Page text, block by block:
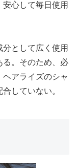
心して毎日使用
として広く使用
る。そのため、必
アライズのシャ
していない。